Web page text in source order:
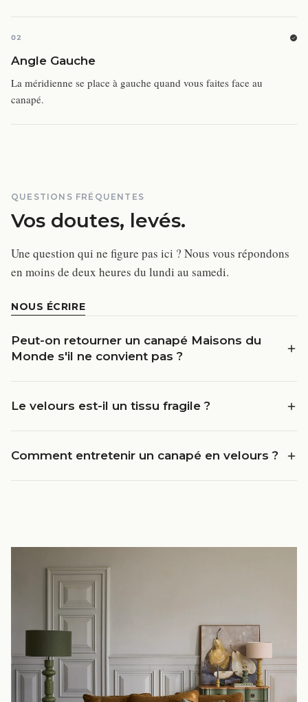
02
Angle Gauche
La méridienne se place à gauche quand vous faites face au
canapé.
QUESTIONS FRÉQUENTES
Vos doutes, levés.
Une question qui ne figure pas ici ? Nous vous répondons
en moins de deux heures du lundi au samedi.
NOUS ÉCRIRE
Peut-on retourner un canapé Maisons du
Monde s'il ne convient pas ?
Le velours est-il un tissu fragile ?
Comment entretenir un canapé en velours ?